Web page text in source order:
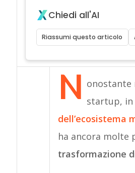
Chiedi all'AI
Riassumi questo articolo
N onostante
startup, in
dell’ecosistema
ha ancora molte
trasformazione